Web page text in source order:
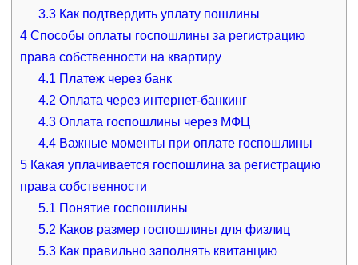
3.3 Как подтвердить уплату пошлины
4Способы оплаты госпошлины за регистрацию
права собственности на квартиру
4.1 Платеж через банк
4.2 Оплата через интернет-банкинг
4.3 Оплата госпошлины через МФЦ
4.4 Важные моменты при оплате госпошлины
5Какая уплачивается госпошлина за регистрацию
права собственности
5.1 Понятие госпошлины
5.2 Каков размер госпошлины для физлиц
5.3 Как правильно заполнять квитанцию